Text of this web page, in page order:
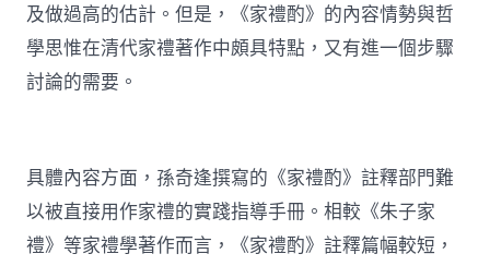
及做過高的估計。但是，《家禮酌》的內容情勢與哲
學思惟在清代家禮著作中頗具特點，又有進一個步驟
討論的需要。
具體內容方面，孫奇逢撰寫的《家禮酌》註釋部門難
以被直接用作家禮的實踐指導手冊。相較《朱子家
禮》等家禮學著作而言，《家禮酌》註釋篇幅較短，